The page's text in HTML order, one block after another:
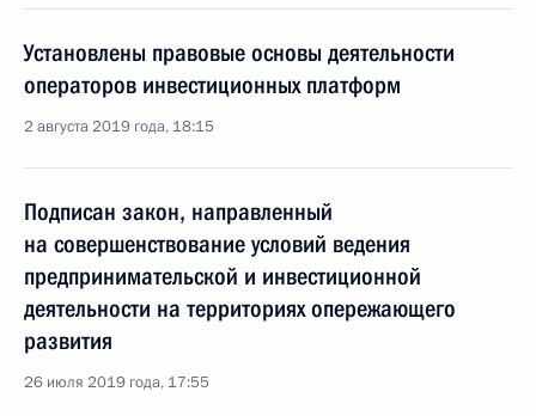
Установлены правовые основы деятельности
операторов инвестиционных платформ
2 августа 2019 года, 18:15
Подписан закон, направленный
на совершенствование условий ведения
предпринимательской и инвестиционной
деятельности на территориях опережающего
развития
26 июля 2019 года, 17:55